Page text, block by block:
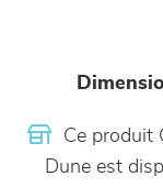
Ce produit
Dune est